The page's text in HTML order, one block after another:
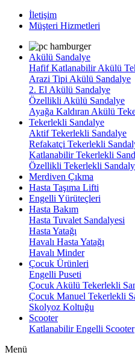
İletişim
Müşteri Hizmetleri
Akülü Sandalye
Hafif Katlanabilir Akülü
Arazi Tipi Akülü Sandalye
2. El Akülü Sandalye
Özellikli Akülü Sandalye
Ayağa Kaldıran Akülü
Tekerlekli Sandalye
Aktif Tekerlekli Sandalye
Refakatçi Tekerlekli
Katlanabilir Tekerlekli
Özellikli Tekerlekli
Merdiven Çıkma
Hasta Taşıma Lifti
Engelli Yürüteçleri
Hasta Bakım
Hasta Tuvalet Sandalyesi
Hasta Yatağı
Havalı Hasta Yatağı
Havalı Minder
Çocuk Ürünleri
Engelli Puseti
Çocuk Akülü Tekerlekli
Çocuk Manuel Tekerlekli
Skolyoz Koltuğu
Scooter
Katlanabilir Engelli Scooter
Menü